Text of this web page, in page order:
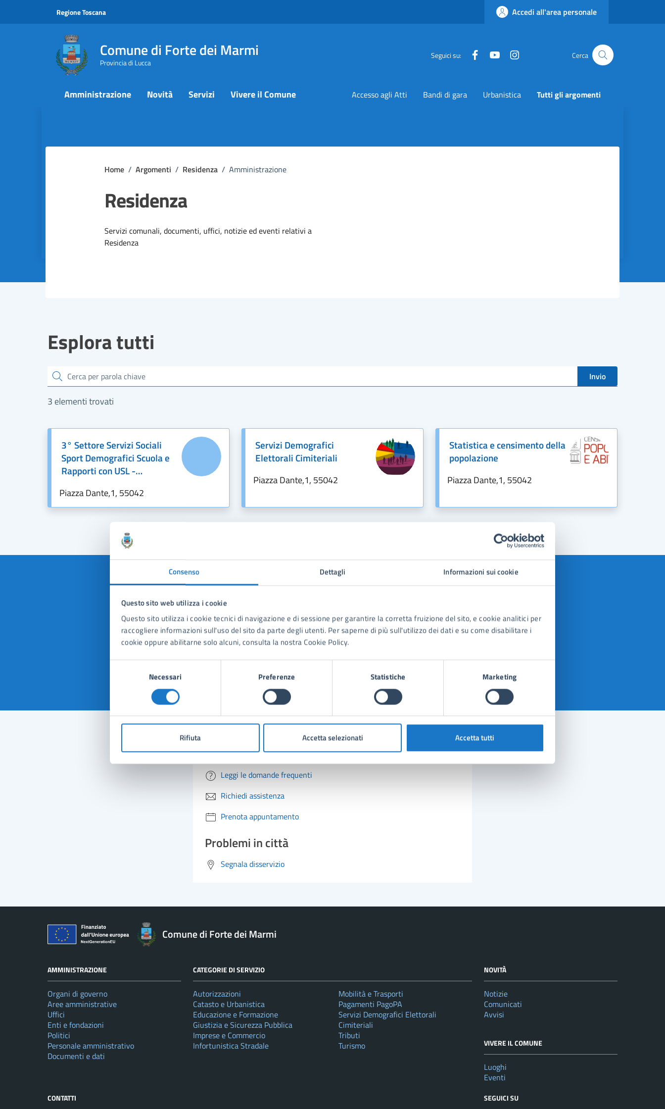
Consenso Dettagli Informazioni sui cookie
Questo sito web utilizza i cookie
Questo sito utilizza i cookie tecnici di navigazione e di sessione per garantire la corretta fruizione del sito, e cookie analitici per
raccogliere informazioni sull'uso del sito da parte degli utenti. Per saperne di più sull'utilizzo dei dati e su come disabilitare i
cookie oppure abilitarne solo alcuni, consulta la nostra Cookie Policy.
Necessari Preferenze Statistiche Marketing
Rifiuta Accetta selezionati Accetta tutti
Regione Toscana Accedi all'area personale
Comune di Forte dei Marmi
Provincia di Lucca
Seguici su: FacebookYouTube Cerca
Amministrazione Novità Servizi Vivere il Comune Accesso agli Atti Bandi di gara Urbanistica Tutti gli argomenti
Home / Argomenti / Residenza / Amministrazione
Residenza
Dettagli dell'argomento
Servizi comunali, documenti, uffici, notizie ed eventi relativi a
Residenza
Esplora tutti
Cerca Invio
3 elementi trovati
3° Settore Servizi Sociali
Sport Demografici Scuola e
Rapporti con USL -
Piazza Dante,1, 55042
Servizi Demografici
Elettorali Cimiteriali
Piazza Dante,1, 55042
Statistica e censimento della
popolazione
Piazza Dante,1, 55042
Quanto sono chiare le informazioni su questa
pagina?
Contatta il comune
Leggi le domande frequenti
Richiedi assistenza
Prenota appuntamento
Problemi in città
Segnala disservizio
Comune di Forte dei Marmi
AMMINISTRAZIONE
Organi di governo
Aree amministrative
Uffici
Enti e fondazioni
Politici
Personale amministrativo
Documenti e dati
CATEGORIE DI SERVIZIO
Autorizzazioni
Catasto e Urbanistica
Educazione e Formazione
Giustizia e Sicurezza Pubblica
Imprese e Commercio
Infortunistica Stradale
Mobilità e Trasporti
Pagamenti PagoPA
Servizi Demografici Elettorali
Cimiteriali
Tributi
Turismo
NOVITÀ
Notizie
Comunicati
Avvisi
VIVERE IL COMUNE
Luoghi
Eventi
CONTATTI SEGUICI SU